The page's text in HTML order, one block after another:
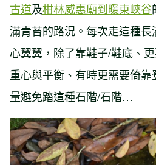
古道及柑林威惠廟到暖東峽谷
滿青苔的路況。每次走這種
心翼翼，除了靠鞋子/鞋底、
重心與平衡、有時更需要倚
量避免踏這種石階/石階…